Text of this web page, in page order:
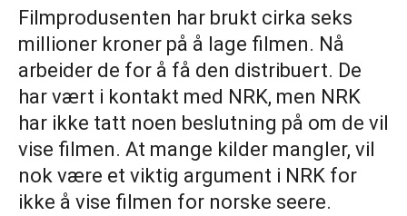
Filmprodusenten har brukt cirka seks
millioner kroner på å lage filmen. Nå
arbeider de for å få den distribuert. De
har vært i kontakt med NRK, men NRK
har ikke tatt noen beslutning på om de vil
vise filmen. At mange kilder mangler, vil
nok være et viktig argument i NRK for
ikke å vise filmen for norske seere.